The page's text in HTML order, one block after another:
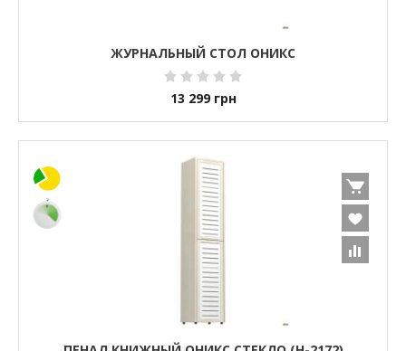
ЖУРНАЛЬНЫЙ СТОЛ ОНИКС
13 299 грн